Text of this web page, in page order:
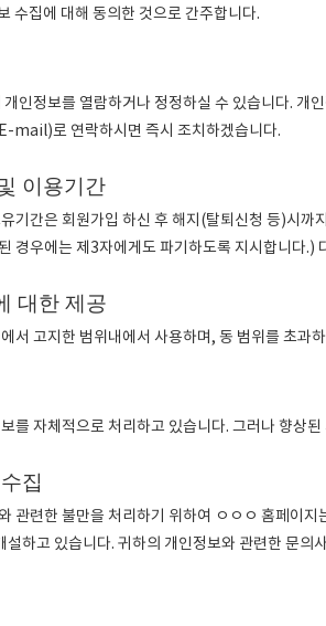
수집에 대해 동의한 것으로 간주합니다.
인정보를 열람하거나 정정하실 수 있습니다.
mail)로 연락하시면 즉시 조치하겠습니다.
이용기간
기간은 회원가입 하신 후 해지(탈퇴신청 등)시
경우에는 제3자에게도 파기하도록 지시합니다
대한 제공
서 고지한 범위내에서 사용하며, 동 범위를 초과
를 자체적으로 처리하고 있습니다. 그러나 향상
집
관련한 불만을 처리하기 위하여 ㅇㅇㅇ 홈페이
설하고 있습니다. 귀하의 개인정보와 관련한 문